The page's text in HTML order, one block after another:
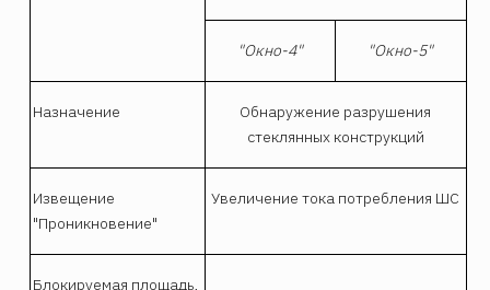
"Окно-4" "Окно-5"
Назначение
Обнаружение разрушения
стеклянных конструкций
Извещение
"Проникновение"
Увеличение тока потребления ШС
Блокируемая площадь,